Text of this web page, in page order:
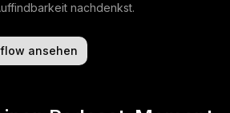
nachdenkst.
ansehen